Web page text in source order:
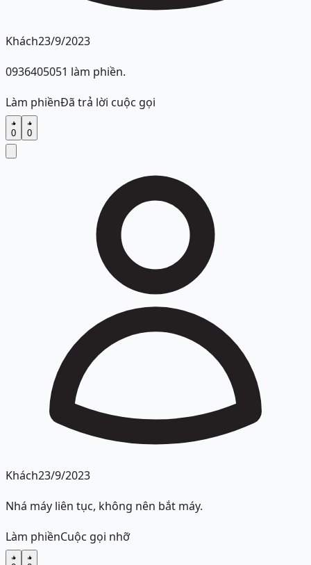
Khách23/9/2023
0936405051 làm phiền.
Làm phiềnĐã trả lời cuộc gọi
0 0
Khách23/9/2023
Nhá máy liên tục, không nên bắt máy.
Làm phiềnCuộc gọi nhỡ